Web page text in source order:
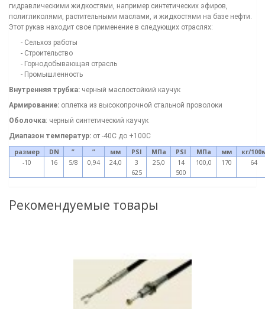
гидравлическими жидкостями, например синтетических эфиров,
полигликолями, растительными маслами, и жидкостями на базе нефти.
Этот рукав находит свое применение в следующих отраслях:
- Сельхоз работы
- Строительство
- Горнодобывающая отрасль
- Промышленность
Внутренняя трубка: черный маслостойкий каучук
Армирование: оплетка из высокопрочной стальной проволоки
Оболочка: черный синтетический каучук
Диапазон температур: от -40С до +100С
размер
DN ” ” мм PSI МПа PSI МПа мм кг/
-10
16 5/8 0,94 24,0
3
625
25,0
14
500
100,0 170 64
Рекомендуемые товары